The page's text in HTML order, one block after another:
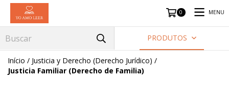
0 MENU
PRODUTOS
Início / Justicia y Derecho (Derecho Jurídico) /
Justicia Familiar (Derecho de Familia)